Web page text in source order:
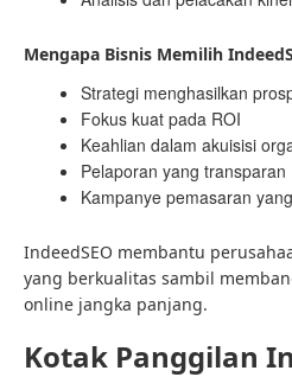
Mengapa Bisnis Memilih
Strategi menghasilkan
Fokus kuat pada ROI
Keahlian dalam akuisisi
Pelaporan yang transparan
Kampanye pemasaran
IndeedSEO membantu
yang berkualitas sambil
online jangka panjang.
Kotak Panggilan